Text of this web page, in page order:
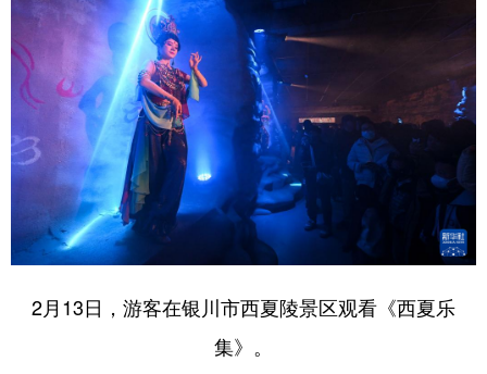
2月13日，游客在银川市西夏陵景区观看《西夏乐
集》。